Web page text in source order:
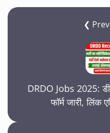
❮
DRDO Jobs 2025:
फॉर्म जारी, लिंक